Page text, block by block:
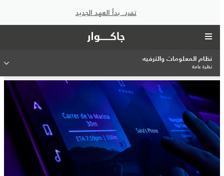
تفرد. بدأ العهد الجديد
نظام المعلومات والترفيه
نظرة عامة